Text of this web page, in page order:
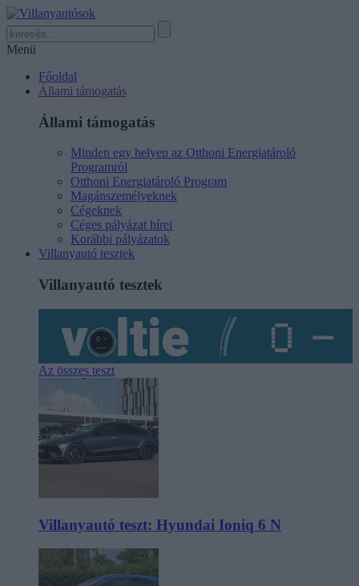
Menü
Főoldal
Állami támogatás
Állami támogatás
Minden egy helyen az Otthoni Energiatároló
Programról
Otthoni Energiatároló Program
Magánszemélyeknek
Cégeknek
Céges pályázat hírei
Korábbi pályázatok
Villanyautó tesztek
Villanyautó tesztek
Az összes teszt
Villanyautó teszt: Hyundai Ioniq 6 N